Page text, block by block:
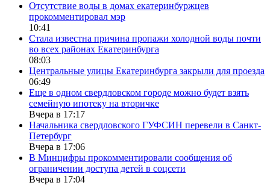
Отсутствие воды в домах екатеринбуржцев
прокомментировал мэр
10:41
Стала известна причина пропажи холодной воды почти
во всех районах Екатеринбурга
08:03
Центральные улицы Екатеринбурга закрыли для проезда
06:49
Еще в одном свердловском городе можно будет взять
семейную ипотеку на вторичке
Вчера в 17:17
Начальника свердловского ГУФСИН перевели в Санкт-
Петербург
Вчера в 17:06
В Минцифры прокомментировали сообщения об
ограничении доступа детей в соцсети
Вчера в 17:04